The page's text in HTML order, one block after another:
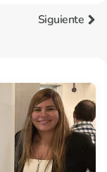
Siguiente